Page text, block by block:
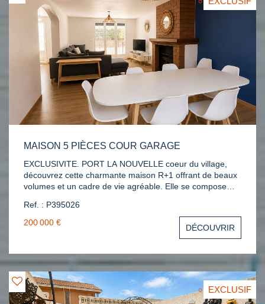
MAISON 5 PIÈCES COUR GARAGE
EXCLUSIVITE. PORT LA NOUVELLE coeur du village,
découvrez cette charmante maison R+1 offrant de beaux
volumes et un cadre de vie agréable. Elle se compose
avec accès direct à la cour, d'une cuisine entièrement
équipée avec buanderie attenante, d'une salle d'eau avec
WC. À l'étage, vous trouverez plusieurs chambres
salle de bains avec wc indépendant. Garage attenant. La
cour privative constitue un véritable atout pour profiter
des beaux jours en toute tranquillité. Proche des
commerces et commodités, cette maison allie confort et
praticité. DPE B. Réf.: P395026. Contact Katia
Ref. : P395026
200 000 €
DÉCOUVRIR
EXCLUSIF